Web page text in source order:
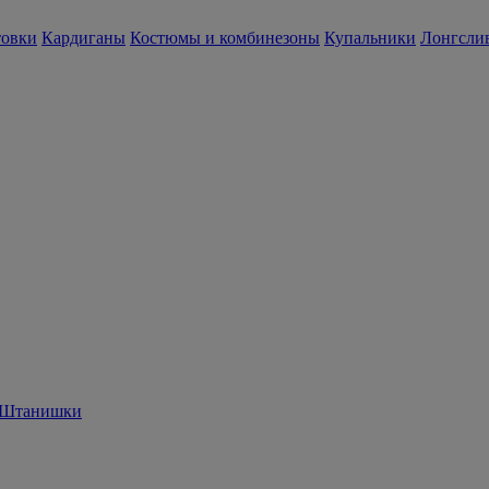
Кардиганы Костюмы и комбинезоны Купальники